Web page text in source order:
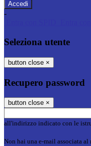
-
Seleziona utente
button close ×
Recupero password
button close ×
all'indirizzo indicato con le
Non hai una e-mail associata